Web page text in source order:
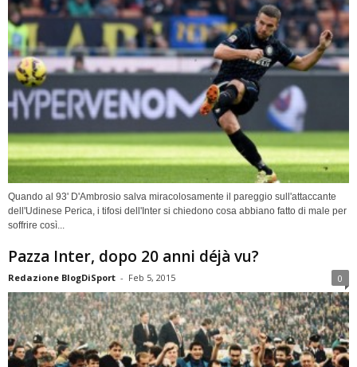
Quando al 93' D'Ambrosio salva miracolosamente il pareggio sull'attaccante
dell'Udinese Perica, i tifosi dell'Inter si chiedono cosa abbiano fatto di male per
soffrire così...
Pazza Inter, dopo 20 anni déjà vu?
Redazione BlogDiSport - Feb 5, 2015 0